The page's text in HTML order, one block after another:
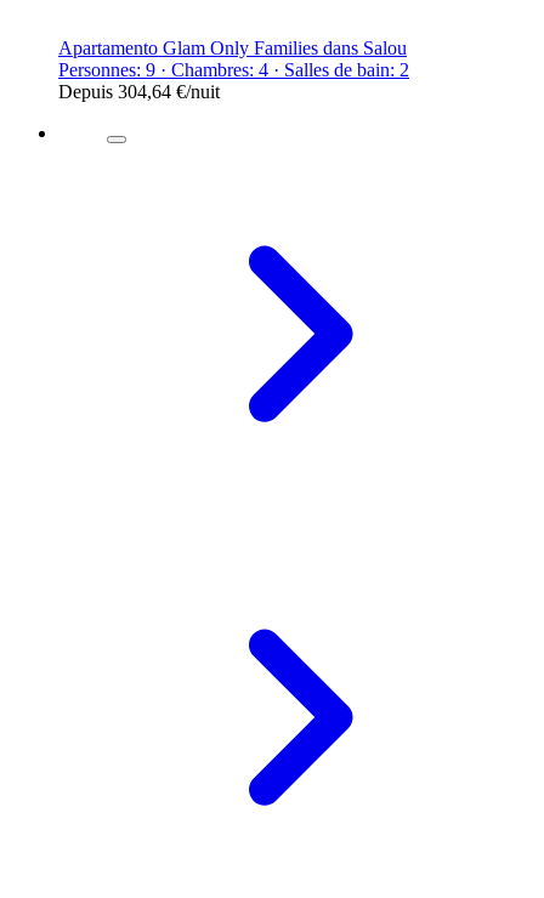
Apartamento Glam Only Families dans Salou
Personnes: 9 · Chambres: 4 · Salles de bain: 2
Depuis 304,64 €/nuit